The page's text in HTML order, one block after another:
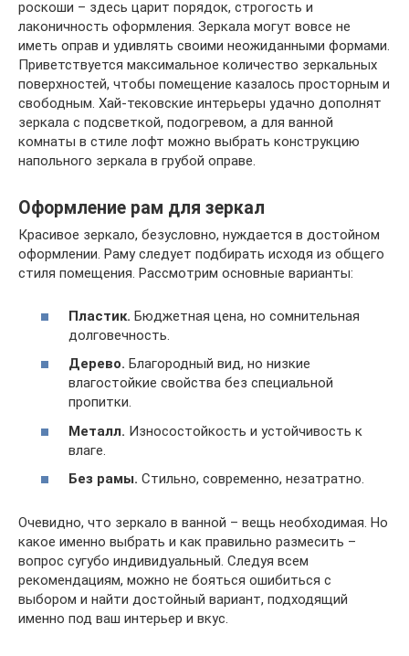
роскоши – здесь царит порядок, строгость и
лаконичность оформления. Зеркала могут вовсе не
иметь оправ и удивлять своими неожиданными формами.
Приветствуется максимальное количество зеркальных
поверхностей, чтобы помещение казалось просторным и
свободным. Хай-тековские интерьеры удачно дополнят
зеркала с подсветкой, подогревом, а для ванной
комнаты в стиле лофт можно выбрать конструкцию
напольного зеркала в грубой оправе.
Оформление рам для зеркал
Красивое зеркало, безусловно, нуждается в достойном
оформлении. Раму следует подбирать исходя из общего
стиля помещения. Рассмотрим основные варианты:
Пластик. Бюджетная цена, но сомнительная
долговечность.
Дерево. Благородный вид, но низкие
влагостойкие свойства без специальной
пропитки.
Металл. Износостойкость и устойчивость к
влаге.
Без рамы. Стильно, современно, незатратно.
Очевидно, что зеркало в ванной – вещь необходимая. Но
какое именно выбрать и как правильно размесить –
вопрос сугубо индивидуальный. Следуя всем
рекомендациям, можно не бояться ошибиться с
выбором и найти достойный вариант, подходящий
именно под ваш интерьер и вкус.